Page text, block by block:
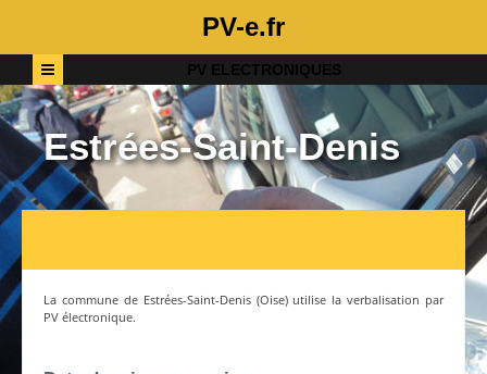
PV-e.fr
PV ELECTRONIQUES
Estrées-Saint-Denis
La commune de Estrées-Saint-Denis(Oise) utilise la verbalisation par
PV électronique.